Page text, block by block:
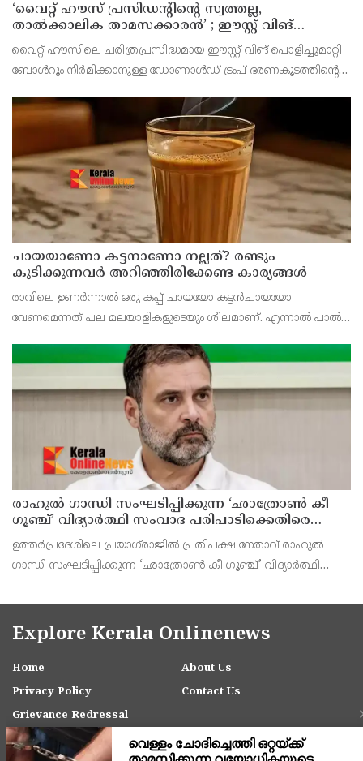
‘വൈറ്റ് ഹൗസ് പ്രസിഡന്റിന്റെ സ്വത്തല്ല,
താൽക്കാലിക താമസക്കാരൻ’ ; ഈസ്റ്റ് വിങ്
പൊളിച്ചുമാറ്റി ബോൾറൂം നിർമിക്കാനുള്ള ട്രംപിന്റെ
നീക്കങ്ങൾക്ക് കോടതിയുടെ സ്റ്റേ
വൈറ്റ് ഹൗസിലെ ചരിത്രപ്രസിദ്ധമായ ഈസ്റ്റ് വിങ് പൊളിച്ചുമാറ്റി
ബോൾറൂം നിർമിക്കാനുള്ള ഡോണാൾഡ് ട്രംപ് ഭരണകൂടത്തിന്റെ
നവീകരണ പ്രവർത്തനങ്ങൾക്ക് ഫെഡറ
ചായയാണോ കട്ടനാണോ നല്ലത്? രണ്ടും
കുടിക്കുന്നവർ അറിഞ്ഞിരിക്കേണ്ട കാര്യങ്ങൾ
രാവിലെ ഉണർന്നാൽ ഒരു കപ്പ് ചായയോ കട്ടൻചായയോ
വേണമെന്നത് പല മലയാളികളുടെയും ശീലമാണ്. എന്നാൽ പാൽ
ആരോഗ്യത്തിന് കൂടുതൽ നല്ലത് എന്ന ചോദ്യം പലർക്കുമുണ്ട്.
രാഹുൽ ഗാന്ധി സംഘടിപ്പിക്കുന്ന ‘ഛാത്രോൺ കീ
ഗൂഞ്ച്’ വിദ്യാർത്ഥി സംവാദ പരിപാടിക്കെതിരെ
രൂക്ഷവിമർശനവുമായി ബിജെപി
ഉത്തർപ്രദേശിലെ പ്രയാഗ്‌രാജിൽ പ്രതിപക്ഷ നേതാവ് രാഹുൽ
ഗാന്ധി സംഘടിപ്പിക്കുന്ന ‘ഛാത്രോൺ കീ ഗൂഞ്ച്’ വിദ്യാർത്ഥി
രംഗത്തെത്തി.
Explore Kerala Onlinenews
Home
About Us
Privacy Policy
Contact Us
Grievance Redressal